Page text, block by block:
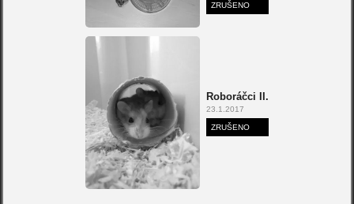
ZRUŠENO
Roboráčci II.
23.1.2017
ZRUŠENO